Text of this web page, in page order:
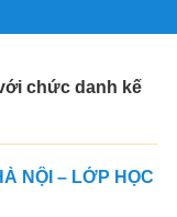
chức danh kế
NỘI – LỚP HỌC